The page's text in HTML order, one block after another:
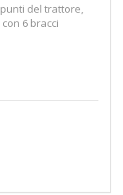
del trattore,
6 bracci